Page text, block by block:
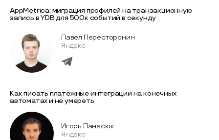
AppMetrica: миграция профилей на транзакционную
запись в YDB для 500к событий в секунду
Павел Пересторонин
Яндекс
Как писать платежные интеграции на конечных
автоматах и не умереть
Игорь Панасюк
Яндекс